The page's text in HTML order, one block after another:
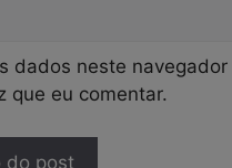
dados neste navegador
que eu comentar.